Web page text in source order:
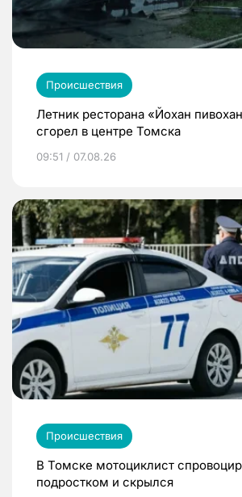
Происшествия
Летник ресторана «Йохан
сгорел в центре Томска
09:51 / 07.08.26
Происшествия
В Томске мотоциклист
подростком и скрылся